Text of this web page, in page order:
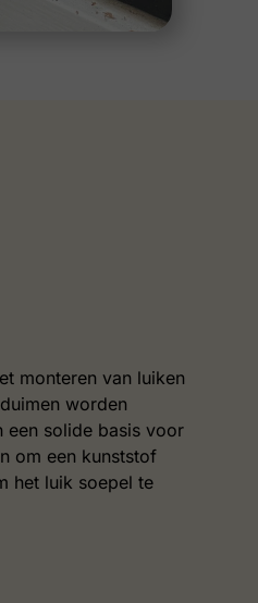
monteren van luiken
worden
een solide basis voor
om een kunststof
het luik soepel te